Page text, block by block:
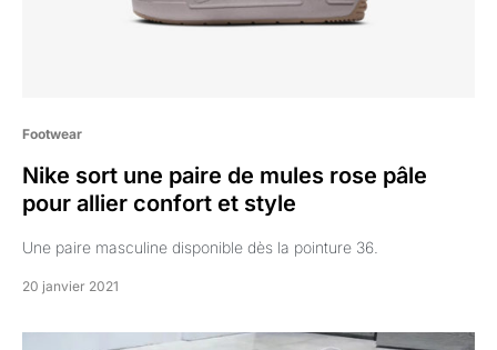
Footwear
Nike sort une paire de mules rose pâle
pour allier confort et style
Une paire masculine disponible dès la pointure 36.
20 janvier 2021